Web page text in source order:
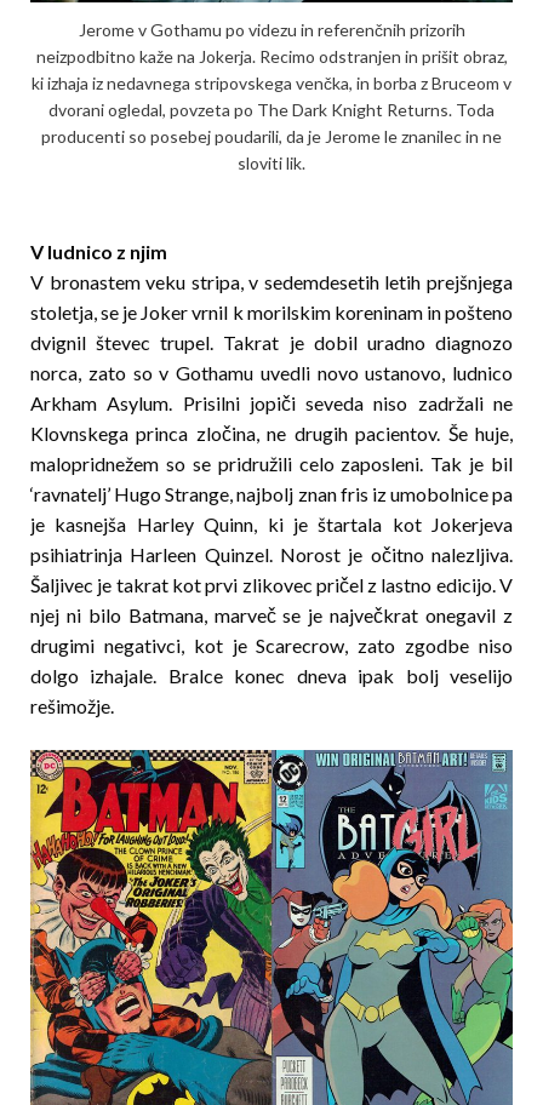
Jerome v Gothamu po videzu in referenčnih prizorih
neizpodbitno kaže na Jokerja. Recimo odstranjen in prišit obraz,
ki izhaja iz nedavnega stripovskega venčka, in borba z Bruceom v
dvorani ogledal, povzeta po The Dark Knight Returns. Toda
producenti so posebej poudarili, da je Jerome le znanilec in ne
sloviti lik.
V ludnico z njim
V bronastem veku stripa, v sedemdesetih letih prejšnjega
stoletja, se je Joker vrnil k morilskim koreninam in pošteno
dvignil števec trupel. Takrat je dobil uradno diagnozo
norca, zato so v Gothamu uvedli novo ustanovo, ludnico
Arkham Asylum. Prisilni jopiči seveda niso zadržali ne
Klovnskega princa zločina, ne drugih pacientov. Še huje,
malopridnežem so se pridružili celo zaposleni. Tak je bil
‘ravnatelj’ Hugo Strange, najbolj znan fris iz umobolnice pa
je kasnejša Harley Quinn, ki je štartala kot Jokerjeva
psihiatrinja Harleen Quinzel. Norost je očitno nalezljiva.
Šaljivec je takrat kot prvi zlikovec pričel z lastno edicijo. V
njej ni bilo Batmana, marveč se je največkrat onegavil z
drugimi negativci, kot je Scarecrow, zato zgodbe niso
dolgo izhajale. Bralce konec dneva ipak bolj veselijo
rešimožje.